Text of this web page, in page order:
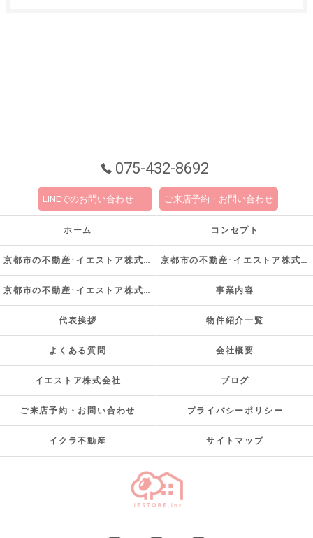
075-432-8692
LINEでのお問い合わせ ご来店予約・お問い合わせ
ホーム コンセプト
京都市の不動産･イエストア株式会社の口コミ情報 京都市の不動産･イエストア株式会社の評判
京都市の不動産･イエストア株式会社のお客様の声 事業内容
代表挨拶 物件紹介一覧
よくある質問 会社概要
イエストア株式会社 ブログ
ご来店予約・お問い合わせ プライバシーポリシー
イクラ不動産 サイトマップ